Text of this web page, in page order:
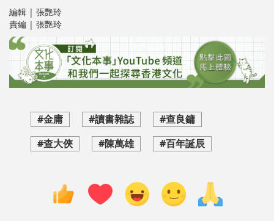
編輯 | 張艷玲
責編 | 張艷玲
#金庸 #讀書雜誌
#查良鏞
#查大俠
#陳萬雄 #百年誕辰